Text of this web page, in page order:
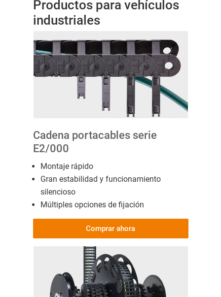
Productos para vehículos
industriales
Cadena portacables serie
E2/000
Montaje rápido
Gran estabilidad y funcionamiento
silencioso
Múltiples opciones de fijación
Comprar ahora